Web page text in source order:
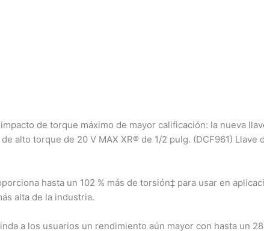
de torque máximo de mayor calificación: la nueva
alto torque de 20 V MAX XR® de 1/2 pulg. (DCF961) Llave
hasta un 102 % más de torsión‡ para usar en
alta de la industria.
a los usuarios un rendimiento aún mayor con hasta un